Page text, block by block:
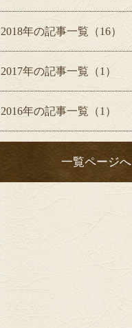
2018年の記事一覧（16）
2017年の記事一覧（1）
2016年の記事一覧（1）
一覧ページへ